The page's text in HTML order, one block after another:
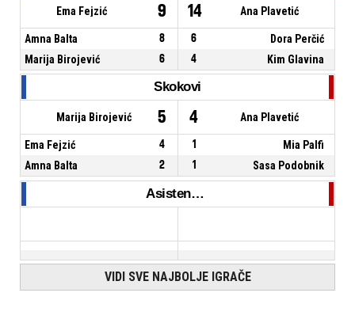
Ema Fejzić 9 14 Ana Plavetić
Amna Balta 8 6
Dora Perčić
Marija Birojević
6 4 Kim Glavina
Skokovi
Marija Birojević 5 4 Ana Plavetić
Ema Fejzić 4 1
Mia Palfi
Amna Balta
2 1 Sasa Podobnik
Asistencije
VIDI SVE NAJBOLJE IGRAČE